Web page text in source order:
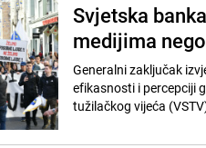
Svjetska
medijima
Generalni zaključak
efikasnosti i percepciji
tužilačkog vijeća